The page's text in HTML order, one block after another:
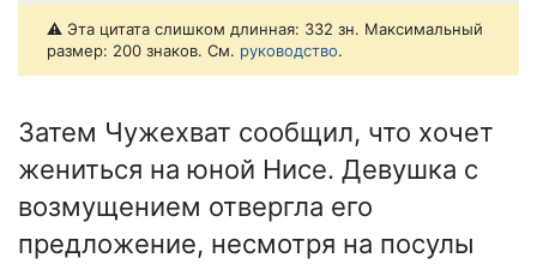
⚠️ Эта цитата слишком длинная: 332 зн. Максимальный
размер: 200 знаков. См. руководство.
Затем Чужехват сообщил, что хочет
жениться на юной Нисе. Девушка с
возмущением отвергла его
предложение, несмотря на посулы